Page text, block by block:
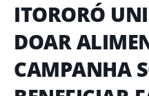
ITORORÓ
DOAR
CAMPANHA